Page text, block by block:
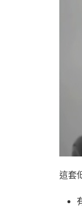
這套